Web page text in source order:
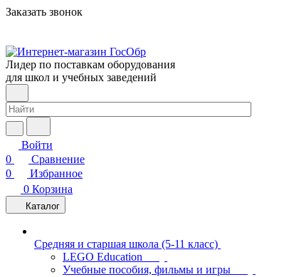
Заказать звонок
Лидер по поставкам оборудования
для школ и учебных заведений
Войти
0
Сравнение
0
Избранное
0 Корзина
Каталог
Средняя и старшая школа (5-11 класс)
LEGO Education
Учебные пособия, фильмы и игры